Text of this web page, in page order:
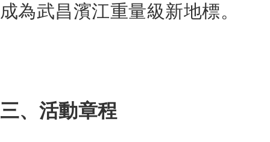
成為武昌濱江重量級新地標。
三、活動章程